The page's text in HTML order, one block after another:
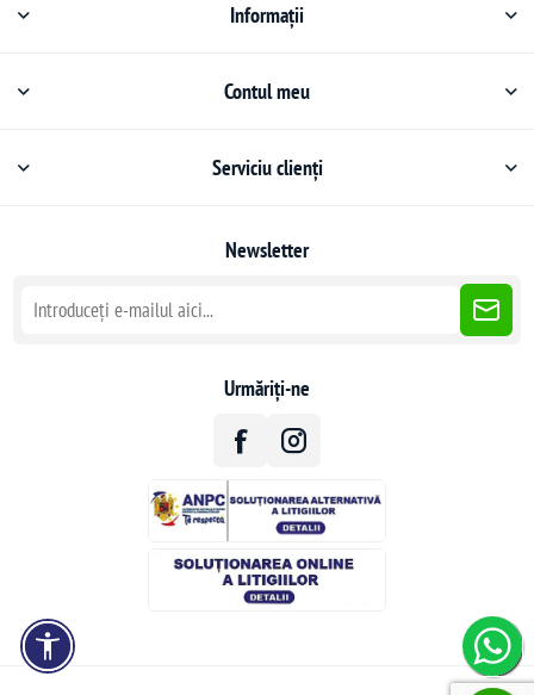
Informații
Contul meu
Serviciu clienți
Newsletter
Urmăriți-ne